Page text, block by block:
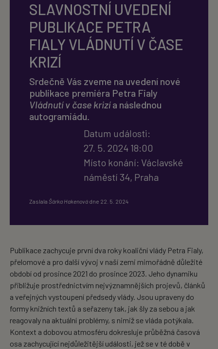
SLAVNOSTNÍ UVEDENÍ
PUBLIKACE PETRA
FIALY VLÁDNUTÍ V ČASE
KRIZÍ
Srdečně Vás zveme na uvedení nové
publikace premiéra Petra Fialy
Vládnutí v čase krizía následnou
autogramiádu.
Datum události:
27. 5. 2024 18:00
Místo konání: Václavské
náměstí 34, Praha
Zaslala Šárka Hakenová dne 22. 5. 2024
Publikace zachycuje první dva roky koaliční vlády Petra Fialy,
přelomové a pro další vývoj v naší zemi mimořádně důležité
období od prosince 2021 do prosince 2023. Jeho dynamiku
přibližuje prostřednictvím nejvýznamnějších projevů, článků
a veřejných vystoupení předsedy vlády. Jsou upraveny do
formy knižních textů a seřazeny tak, jak šly za sebou a jak
reagovaly na aktuální problémy, s nimiž se vláda potýkala.
Kontext a dobovou atmosféru dokresluje průběžná časová
osa zachycující nejdůležitější události, jež se v té době v